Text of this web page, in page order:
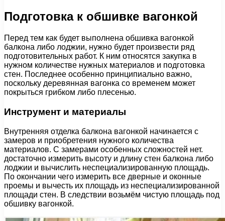
Подготовка к обшивке вагонкой
Перед тем как будет выполнена обшивка вагонкой
балкона либо лоджии, нужно будет произвести ряд
подготовительных работ. К ним относятся закупка в
нужном количестве нужных материалов и подготовка
стен. Последнее особенно принципиально важно,
поскольку деревянная вагонка со временем может
покрыться грибком либо плесенью.
Инструмент и материалы
Внутренняя отделка балкона вагонкой начинается с
замеров и приобретения нужного количества
материалов. С замерами особенных сложностей нет.
достаточно измерить высоту и длину стен балкона либо
лоджии и вычислить неспециализированную площадь.
По окончании чего измерить все дверные и оконные
проемы и вычесть их площадь из неспециализированной
площади стен. В следствии возьмём чистую площадь под
обшивку вагонкой.